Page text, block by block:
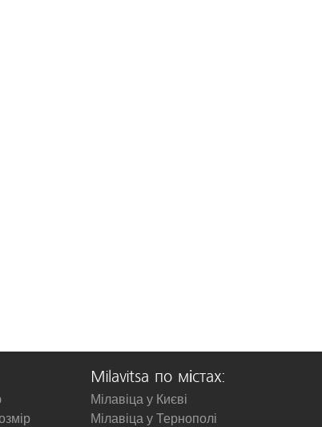
Milavitsa по містах:
Мілавіца у Києві
Мілавіца у Тернополі